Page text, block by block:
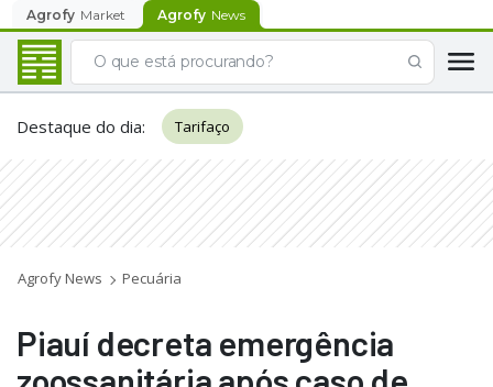
Agrofy Market Agrofy News
Destaque do dia: Tarifaço
Agrofy News Pecuária
Piauí decreta emergência